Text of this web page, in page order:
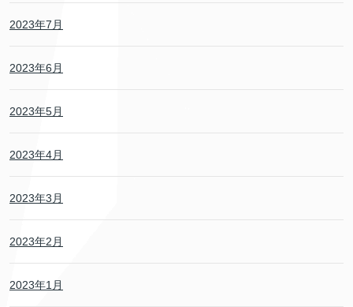
2023年7月
2023年6月
2023年5月
2023年4月
2023年3月
2023年2月
2023年1月